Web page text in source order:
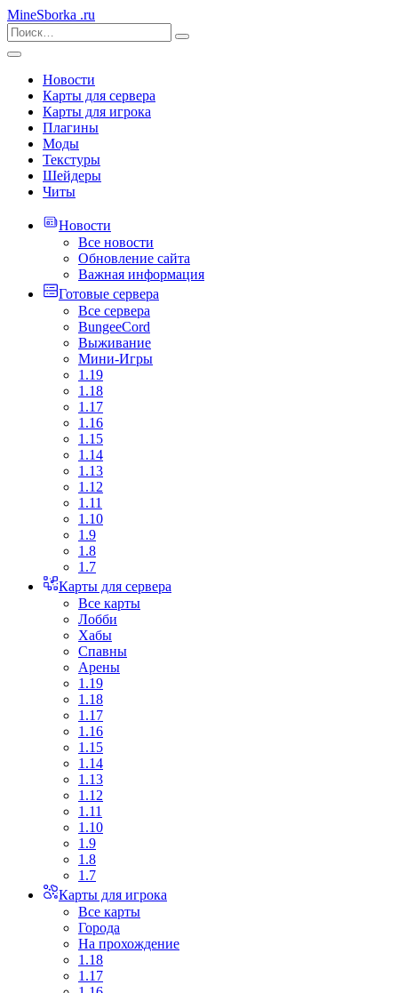
MineSborka .ru
Новости
Карты для сервера
Карты для игрока
Плагины
Моды
Текстуры
Шейдеры
Читы
Новости
Все новости
Обновление сайта
Важная информация
Готовые сервера
Все сервера
BungeeCord
Выживание
Мини-Игры
1.19
1.18
1.17
1.16
1.15
1.14
1.13
1.12
1.11
1.10
1.9
1.8
1.7
Карты для сервера
Все карты
Лобби
Хабы
Спавны
Арены
1.19
1.18
1.17
1.16
1.15
1.14
1.13
1.12
1.11
1.10
1.9
1.8
1.7
Карты для игрока
Все карты
Города
На прохождение
1.18
1.17